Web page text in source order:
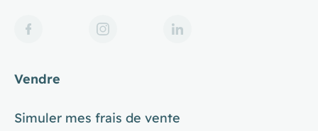
Vendre
Simuler mes frais de vente